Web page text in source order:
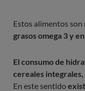
Estos alimentos son
grasos omega 3 y
El consumo de
cereales
En este sentido